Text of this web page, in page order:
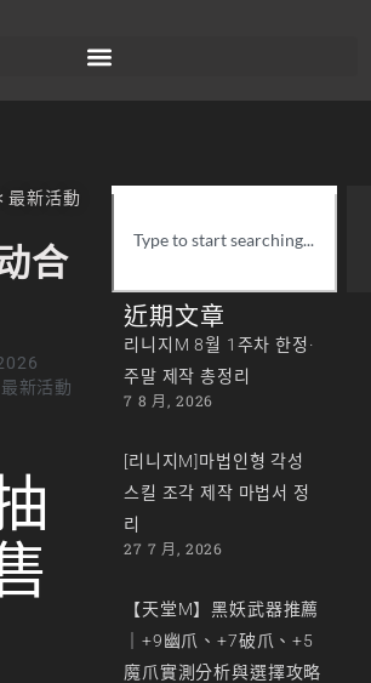
最新活動
合
最新活動
近期文章
리니지M 8월 1주차 한정·
주말 제작 총정리
7 8 月, 2026
[리니지M]마법인형 각성
스킬 조각 제작 마법서 정
리
27 7 月, 2026
【天堂M】黑妖武器推薦
｜+9幽爪、+7破爪、+5
魔爪實測分析與選擇攻略